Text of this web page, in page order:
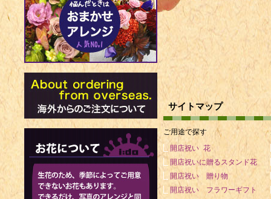
サイトマップ
ご用途で探す
開店祝い 花
開店祝いに贈るスタンド花
開店祝い 贈り物
開店祝い フラワーギフト